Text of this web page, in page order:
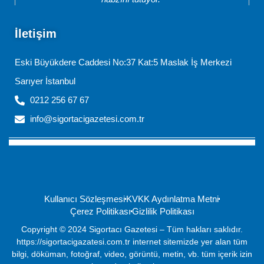
İletişim
Eski Büyükdere Caddesi No:37 Kat:5 Maslak İş Merkezi
Sarıyer İstanbul
0212 256 67 67
info@sigortacigazetesi.com.tr
Kullanıcı SözleşmesiKVKK Aydınlatma Metni
Çerez PolitikasıGizlilik Politikası
Copyright © 2024 Sigortacı Gazetesi – Tüm hakları saklıdır.
https://sigortacigazatesi.com.tr internet sitemizde yer alan tüm
bilgi, döküman, fotoğraf, video, görüntü, metin, vb. tüm içerik izin